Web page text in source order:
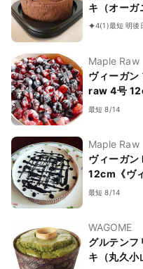
キ（オーガ
ィーガン
4(1)最短 明後
Maple Raw
ヴィーガン
raw 4号
ヴィーガン
最短 8/14
Maple Raw
ヴィーガ
12cm《ヴ
ンケーキ》
最短 8/14
WAGOME
グルテンフ
キ（丸久小